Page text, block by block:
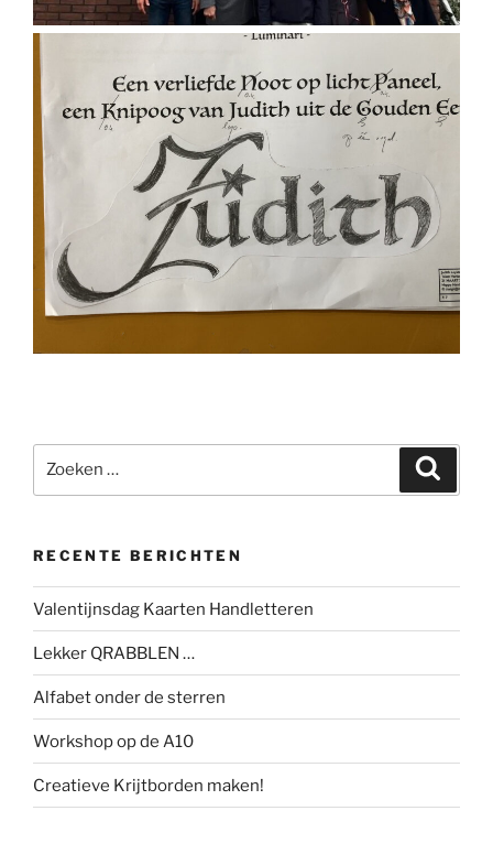
naar:
RECENTE BERICHTEN
Valentijnsdag Kaarten Handletteren
Lekker QRABBLEN …
Alfabet onder de sterren
Workshop op de A10
Creatieve Krijtborden maken!